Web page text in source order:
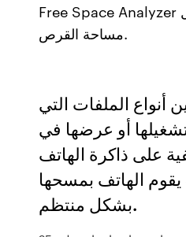
Free Space Analyzer المجاني على تحليل
مساحة القرص.
أنواع الملفات التي
أو عرضها في
على ذاكرة الهاتف
يقوم الهاتف بمسحها
بشكل منتظم.